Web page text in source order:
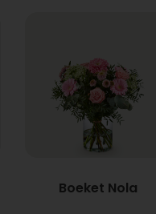
Boeket Nola